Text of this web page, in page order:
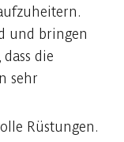
und bringen
die
sehr
Rüstungen.